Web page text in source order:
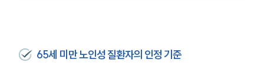
65세 미만 노인성 질환자의 인정 기준